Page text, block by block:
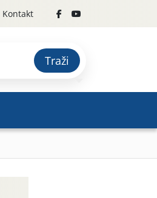
Kontakt
Traži